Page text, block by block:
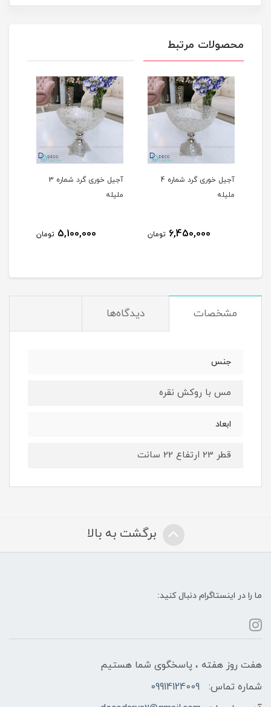
محصولات مرتبط
آجیل خوری گرد شماره 4
ملیله
6,450,000 تومان
آجیل خوری گرد شماره 3
ملیله
5,100,000 تومان
مشخصات دیدگاه‌ها
جنس
مس با روکش نقره
ابعاد
قطر 23 ارتفاع 22 سانت
برگشت به بالا
ما را در اینستاگرام دنبال کنید:
هفت روز هفته ، پاسخگوی شما هستیم
شماره تماس:
09914124009